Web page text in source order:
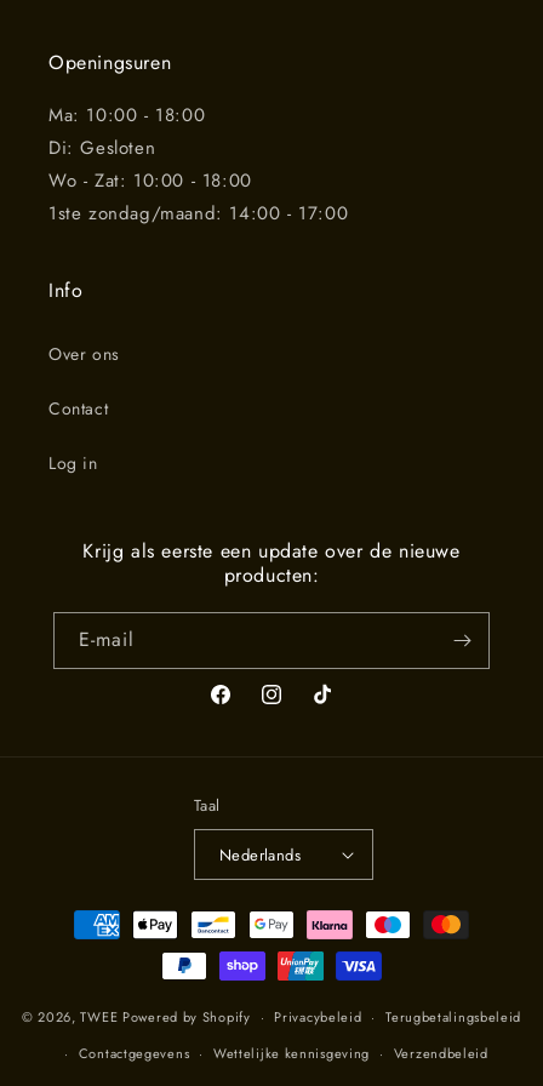
Openingsuren
Ma: 10:00 - 18:00
Di: Gesloten
Wo - Zat: 10:00 - 18:00
1ste zondag/maand: 14:00 - 17:00
Info
Over ons
Contact
Log in
Krijg als eerste een update over de nieuwe
producten:
E‑mail
FacebookInstagramTikTok
Taal
Nederlands
Betaalmethoden
© 2026,TWEE Powered by Shopify Privacybeleid
Terugbetalingsbeleid
Contactgegevens
Wettelijke kennisgeving Verzendbeleid